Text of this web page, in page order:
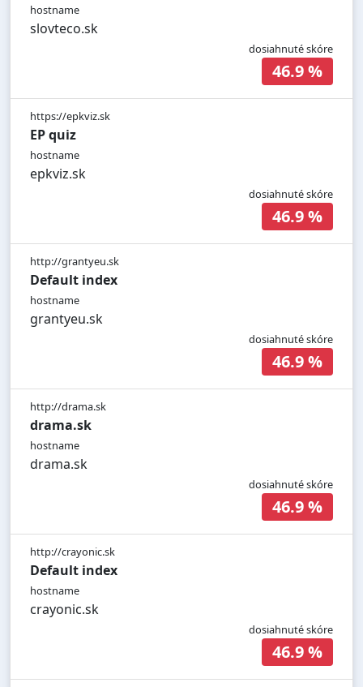
hostname
slovteco.sk
dosiahnuté skóre
46.9 %
https://epkviz.sk
EP quiz
hostname
epkviz.sk
dosiahnuté skóre
46.9 %
http://grantyeu.sk
Default index
hostname
grantyeu.sk
dosiahnuté skóre
46.9 %
http://drama.sk
drama.sk
hostname
drama.sk
dosiahnuté skóre
46.9 %
http://crayonic.sk
Default index
hostname
crayonic.sk
dosiahnuté skóre
46.9 %